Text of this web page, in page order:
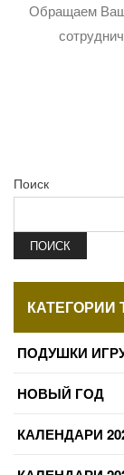
Обращаем
Поиск
ПОИСК
КАТЕГОРИИ
ПОДУШКИ
НОВЫЙ ГОД
КАЛЕНДАРИ